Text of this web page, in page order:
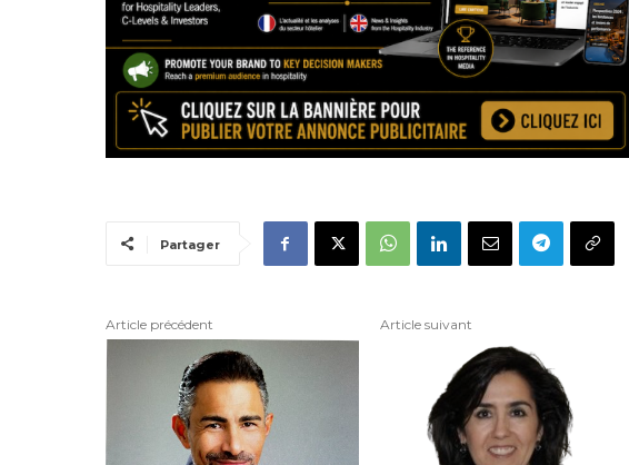
Partager
Article précédent Article suivant